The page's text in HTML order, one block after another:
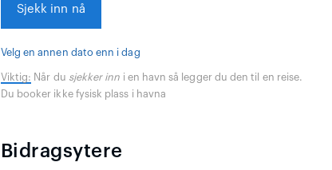
Sjekk inn nå
Velg en annen dato enn i dag
Viktig: Når du sjekker inn i en havn så legger du den til en reise.
Du booker ikke fysisk plass i havna
Bidragsytere